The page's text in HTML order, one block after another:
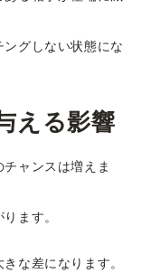
グしない状態にな
える影響
ャンスは増えま
ます。
な差になります。